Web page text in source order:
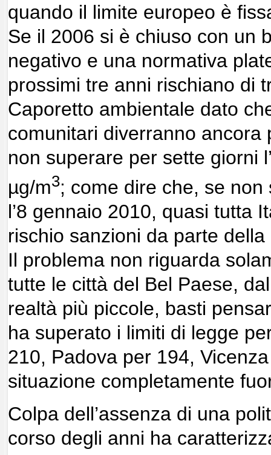
quando il limite europeo è
Se il 2006 si è chiuso con un
negativo e una normativa
prossimi tre anni rischiano di
Caporetto ambientale dato
comunitari diverranno ancora
non superare per sette giorni
µg/m3; come dire che, se
l’8 gennaio 2010, quasi tutta
rischio sanzioni da parte
Il problema non riguarda
tutte le città del Bel Paese,
realtà più piccole, basti
ha superato i limiti di legge
210, Padova per 194,
situazione completamente
Colpa dell’assenza di una
corso degli anni ha